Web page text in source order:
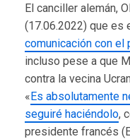
El canciller alemán,
(17.06.2022) que es
comunicación con el
incluso pese a que
contra la vecina
«Es absolutamente
seguiré haciéndolo,
presidente francés